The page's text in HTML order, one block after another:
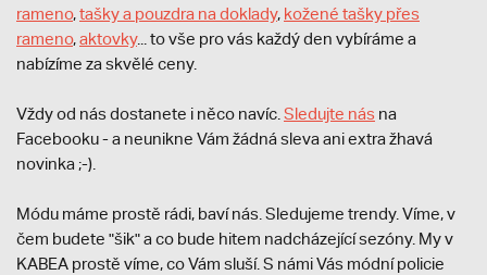
rameno,tašky a pouzdra na doklady, kožené tašky přes
rameno,aktovky... to vše pro vás každý den vybíráme a
nabízíme za skvělé ceny.
Vždy od nás dostanete i něco navíc. Sledujte nás na
Facebooku - a neunikne Vám žádná sleva ani extra žhavá
novinka ;-).
Módu máme prostě rádi, baví nás. Sledujeme trendy. Víme, v
čem budete "šik" a co bude hitem nadcházející sezóny. My v
KABEA prostě víme, co Vám sluší. S námi Vás módní policie